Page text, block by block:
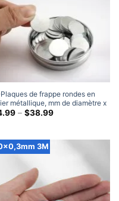
de frappe rondes en
métallique, mm de diamètre x
mm d'épaisseur
– $38.99Gamme
3M